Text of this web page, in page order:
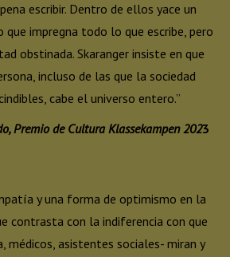
escribir. Dentro de ellos yace un
que impregna todo lo que escribe, pero
obstinada. Skaranger insiste en que
incluso de las que la sociedad
cabe el universo entero.”
Premio de Cultura Klassekampen 2023
y una forma de optimismo en la
contrasta con la indiferencia con que
médicos, asistentes sociales- miran y